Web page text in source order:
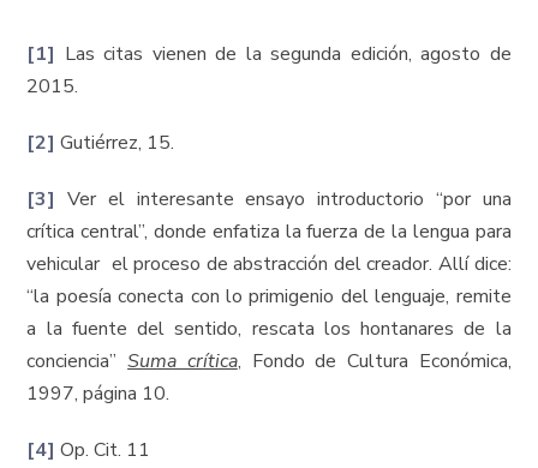
[1] Las citas vienen de la segunda edición, agosto de
2015.
[2] Gutiérrez, 15.
[3] Ver el interesante ensayo introductorio “por una
crítica central”, donde enfatiza la fuerza de la lengua para
vehicular el proceso de abstracción del creador. Allí dice:
“la poesía conecta con lo primigenio del lenguaje, remite
a la fuente del sentido, rescata los hontanares de la
conciencia”Suma crítica, Fondo de Cultura Económica,
1997, página 10.
[4] Op. Cit. 11